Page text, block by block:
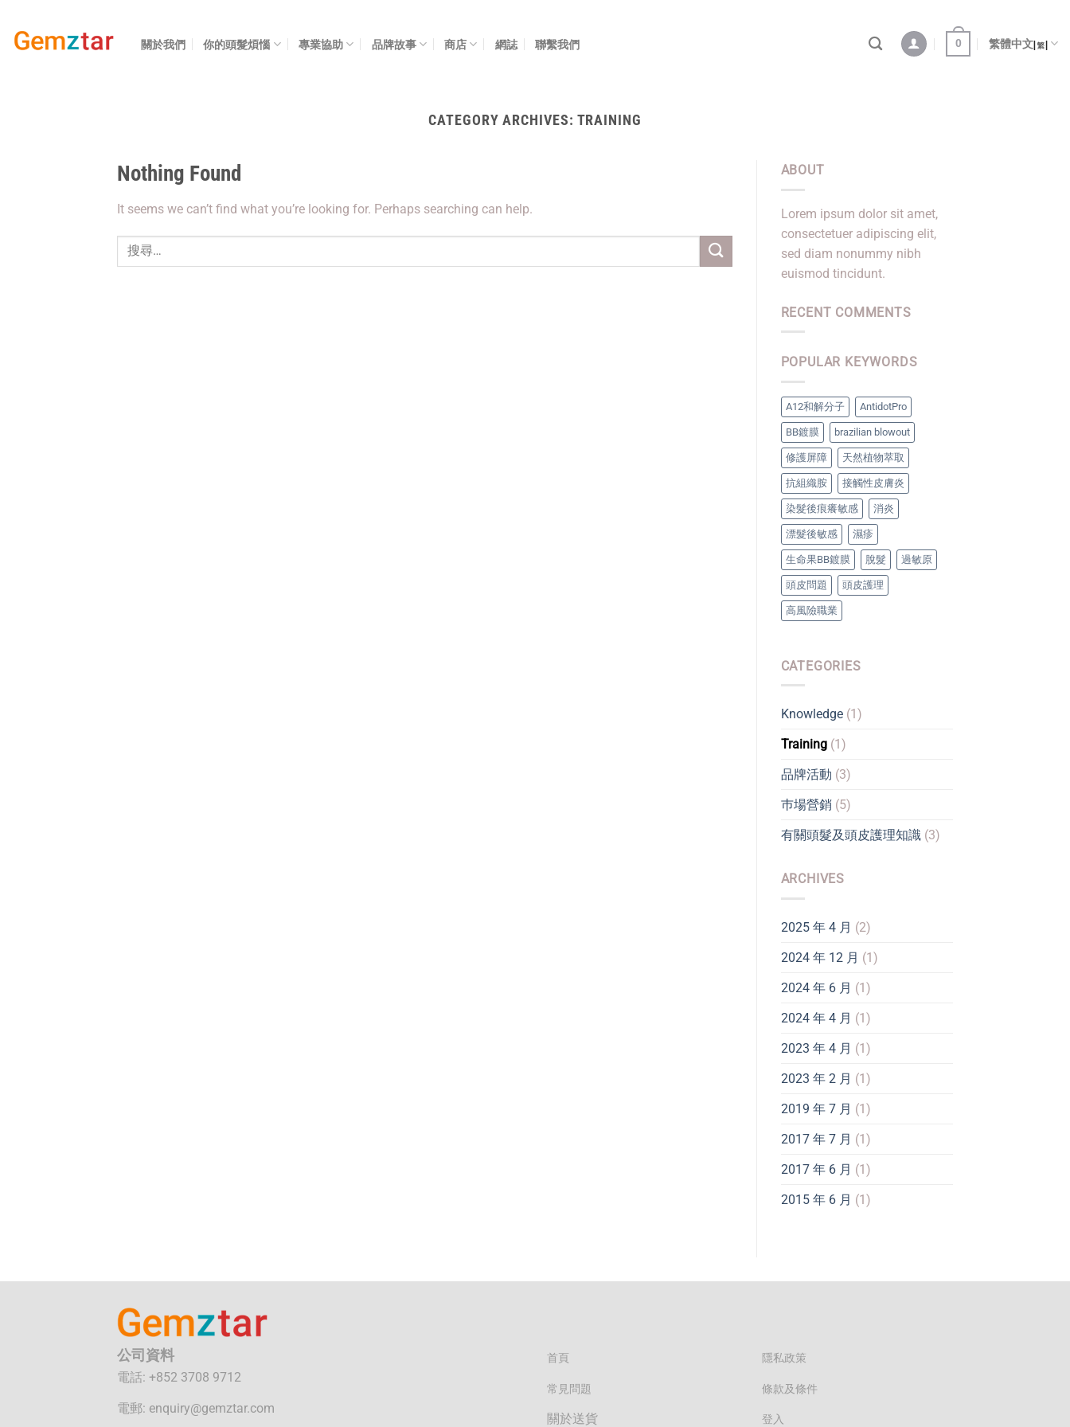
content
關於我們 你的頭髮煩惱 專業協助 品牌故事 商店 網誌 聯繫我們 0 繁體中文
CATEGORY ARCHIVES: TRAINING
Nothing Found
It seems we can’t find what you’re looking for. Perhaps searching can help.
ABOUT
Lorem ipsum dolor sit amet,
consectetuer adipiscing elit,
sed diam nonummy nibh
euismod tincidunt.
RECENT COMMENTS
POPULAR KEYWORDS
A12和解分子 AntidotPro
BB鍍膜 brazilian blowout
修護屏障 天然植物萃取
抗組織胺 接觸性皮膚炎
染髮後痕癢敏感 消炎
漂髮後敏感 濕疹
生命果BB鍍膜 脫髮 過敏原
頭皮問題 頭皮護理
高風險職業
CATEGORIES
Knowledge(1)
Training(1)
品牌活動 (3)
巿場營銷(5)
有關頭髮及頭皮護理知識(3)
ARCHIVES
2025 年 4 月 (2)
2024 年 12 月 (1)
2024 年 6 月 (1)
2024 年 4 月 (1)
2023 年 4 月 (1)
2023 年 2 月 (1)
2019 年 7 月 (1)
2017 年 7 月 (1)
2017 年 6 月 (1)
2015 年 6 月 (1)
公司資料
電話: +852 3708 9712
電郵: enquiry@gemztar.com
首頁
常見問題
關於送貨
隱私政策
條款及條件
登入